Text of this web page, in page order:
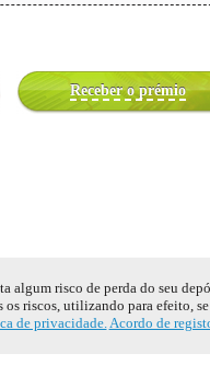
Receber o prémio
algum risco de perda do seu
riscos, utilizando para efeito,
de privacidade.Acordo de